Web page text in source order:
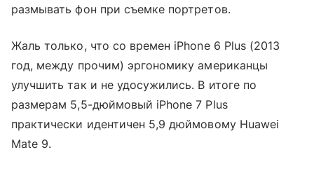
размывать фон при съемке портретов.
Жаль только, что со времен iPhone 6 Plus (2013
год, между прочим) эргономику американцы
улучшить так и не удосужились. В итоге по
размерам 5,5-дюймовый iPhone 7 Plus
практически идентичен 5,9 дюймовому Huawei
Mate 9.